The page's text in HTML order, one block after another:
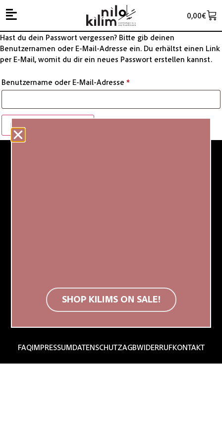
0,00€
Hast du dein Passwort vergessen? Bitte gib deinen
Benutzernamen oder E-Mail-Adresse ein. Du erhältst einen Link
per E-Mail, womit du dir ein neues Passwort erstellen kannst.
Benutzername oder E-Mail-Adresse *
Passwort zurücksetzen
FAQIMPRESSUMDATENSCHUTZAGBWIDERRUFKONTAKT
SHOP KILIMS ON SALE!